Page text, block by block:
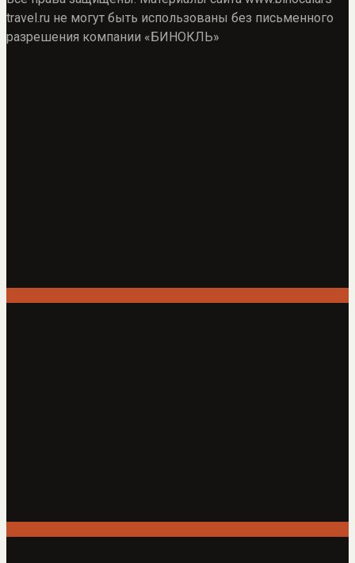
travel.ru не могут быть использованы без письменного
разрешения компании «БИНОКЛЬ»